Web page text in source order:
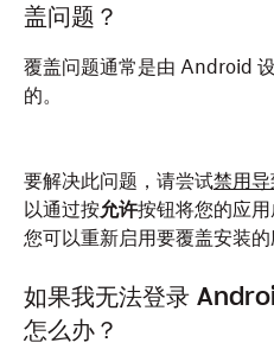
盖问题？
覆盖问题通常是由 Android
的。
要解决此问题，请尝试禁用
以通过按允许按钮将您的应
您可以重新启用要覆盖安装的
如果我无法登录
怎么办？